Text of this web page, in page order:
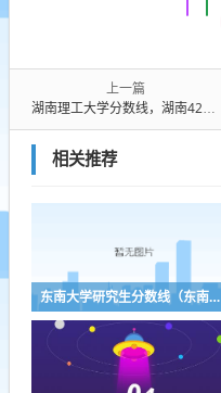
上一篇
湖南理工大学分数线，湖南425分能上什么本科学校
相关推荐
东南大学研究生分数线（东南大学研究生分数线2023院线什么时间公布?）